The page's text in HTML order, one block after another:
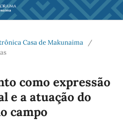
Casa de Makunaima
/
como expressão
e a atuação do
campo